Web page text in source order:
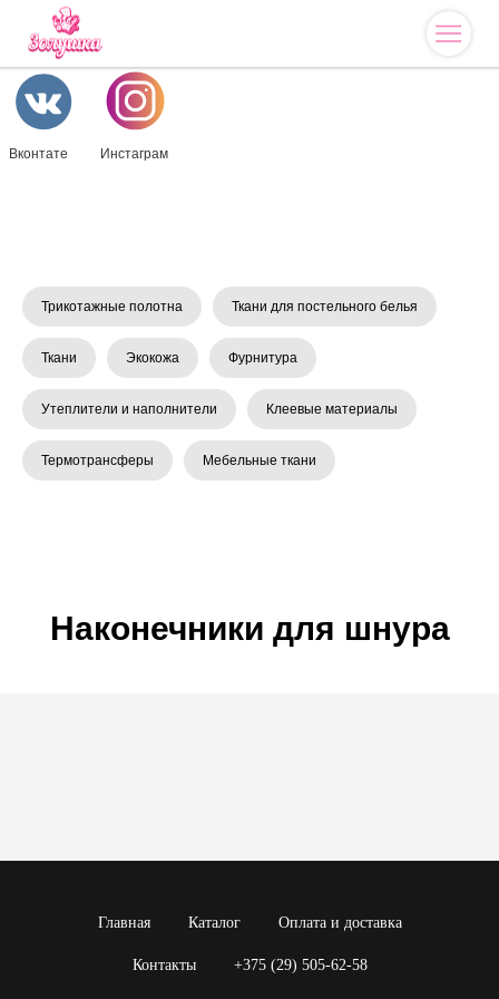
Вконтате Инстаграм
Трикотажные полотна Ткани для постельного белья
Ткани Экокожа Фурнитура
Утеплители и наполнители Клеевые материалы
Термотрансферы Мебельные ткани
Наконечники для шнура
Главная Каталог Оплата и доставка
Контакты +375 (29) 505-62-58